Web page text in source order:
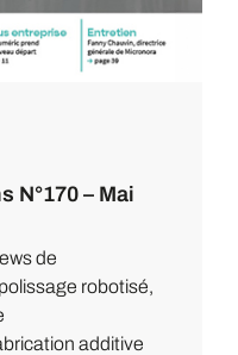
N°170 – Mai
de
robotisé,
additive